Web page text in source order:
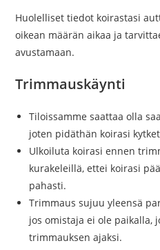
​Huolelliset tiedot koirastasi
oikean määrän aikaa ja
avustamaan.​​
Trimmauskäynti
Tiloissamme saattaa olla
joten pidäthän koirasi
Ulkoiluta koirasi ennen
kurakeleillä, ettei koirasi
pahasti.
Trimmaus sujuu yleensä
jos omistaja ei ole paikalla,
trimmauksen ajaksi.